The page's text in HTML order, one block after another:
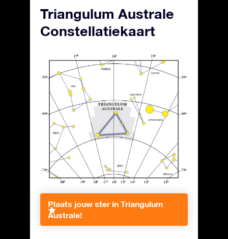
Triangulum Australe
Constellatiekaart
Plaats jouw ster in Triangulum
Australe!